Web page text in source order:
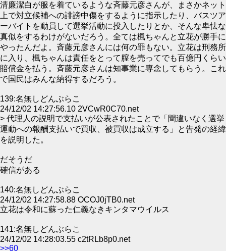
清廉潔白が服を着ているような斉藤元彦さんが、まさかネット
上で対立候補への誹謗中傷をするように指示したり、バスツア
ーバイトを動員して選挙活動に投入したりとか、そんな卑怯な
真似をするわけがないだろう。全ては楓ちゃんと立花が勝手に
やったんだよ。斉藤元彦さんには何の罪もない。立花は刑務所
に入り、楓ちゃんは責任をとって膣を売ってでも百億円くらい
賠償金を払う。斉藤元彦さんは知事業に専念してもらう。これ
で国民はみんな納得するだろう。
139:名無しどんぶらこ
24/12/02 14:27:56.10 2VCwR0C70.net
> 代理人の説明で支払いが公表されたことで「間違いなく選挙
運動への報酬支払いで買収、被買収は成立する」と告発の経緯
を説明した。
だそうだ
確信がある
140:名無しどんぶらこ
24/12/02 14:27:58.88 OCOJ0jTB0.net
立花は令和に蘇った仁義なきキンタマウイルス
141:名無しどんぶらこ
24/12/02 14:28:03.55 c2tRLb8p0.net
>>60